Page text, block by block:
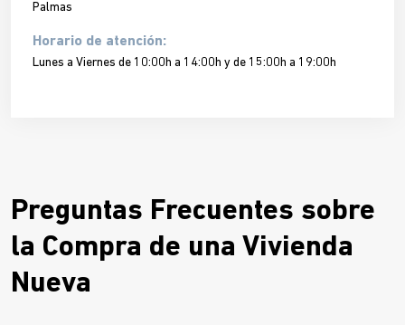
Palmas
Horario de atención:
Lunes a Viernes de 10:00h a 14:00h y de 15:00h a 19:00h
Preguntas Frecuentes sobre
la Compra de una Vivienda
Nueva